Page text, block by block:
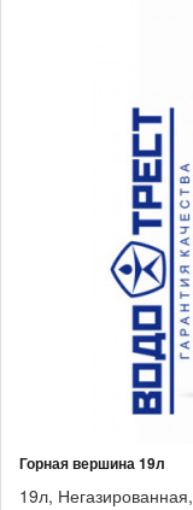
Горная вершина 19л
19л, Негазированная,